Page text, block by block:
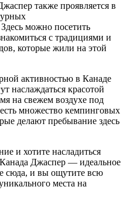
также проявляется в
можно посетить
с традициями и
которые жили на этой
активностью в Канаде
наслаждаться красотой
на свежем воздухе под
множество кемпинговых
делают пребывание здесь
и хотите насладиться
Джаспер — идеальное
сюда, и вы ощутите всю
места на